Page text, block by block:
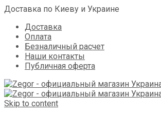
Доставка по Киеву и Украине
Доставка
Оплата
Безналичный расчет
Наши контакты
Публичная оферта
Skip to content